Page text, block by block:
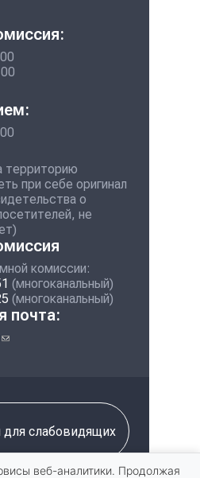
территорию
при себе оригинал
о
не
комиссии:
(многоканальный)
(многоканальный)
почта:
(ссылка для отправки
для слабовидящих
веб-аналитики. Продолжая